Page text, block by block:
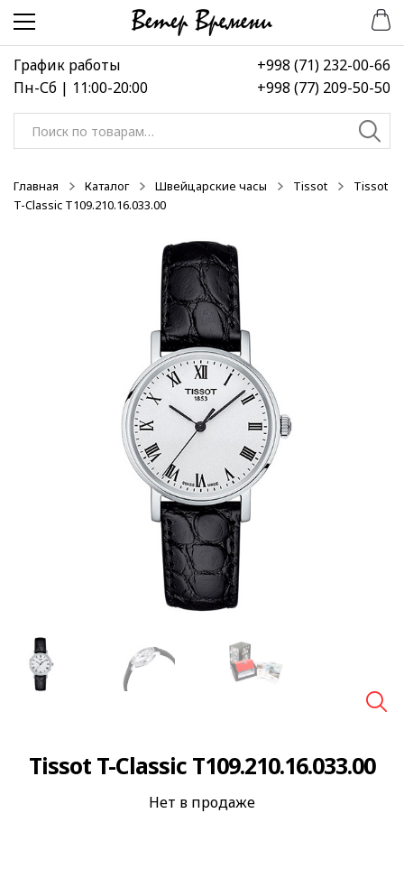
Перейти
навигации
Перейти
содержимому
График работы
Пн-Сб | 11:00-20:00
+998 (71) 232-00-66
+998 (77) 209-50-50
Искать:
Главная Каталог Швейцарские часы Tissot
Tissot
T-Classic T109.210.16.033.00
Tissot T-Classic T109.210.16.033.00
Нет в продаже
-50%
-50%
-50%